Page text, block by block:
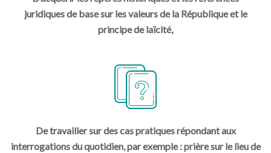
juridiques de base sur les valeurs de la République et le
principe de laïcité,
De travailler sur des cas pratiques répondant aux
interrogations du quotidien, par exemple : prière sur le lieu de